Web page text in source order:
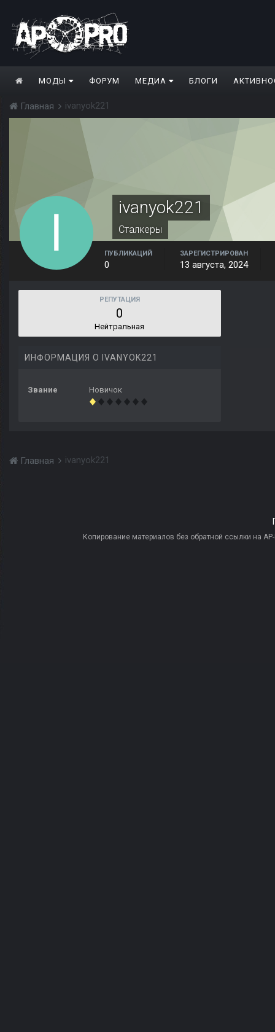
МОДЫ ФОРУМ МЕДИА БЛОГИ
Главная ivanyok221
ivanyok221
Сталкеры
ПУБЛИКАЦИЙ
0
ЗАРЕГИСТРИРОВАН
13 августа, 2024
РЕПУТАЦИЯ
0
Нейтральная
ИНФОРМАЦИЯ О IVANYOK221
Звание Новичок
Главная ivanyok221
Копирование материалов без обратной ссылки на